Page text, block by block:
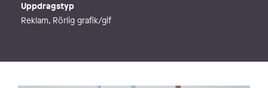
Uppdragstyp
Reklam, Rörlig grafik/gif